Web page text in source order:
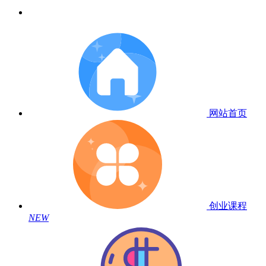
网站首页
创业课程
NEW